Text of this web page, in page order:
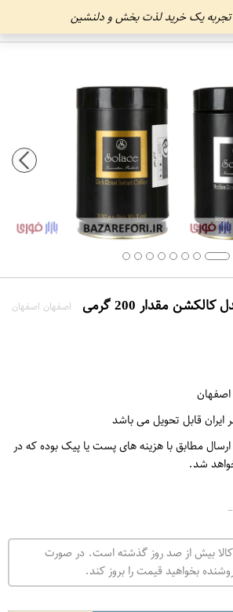
- تجربه یک خرید لذت بخش و دلنشین
مقدار 200 گرمی اصفهان اصفهان
اصفهان
ایران قابل تحویل می باشد
ارسال مطابق با هزینه های پست یا پیک بوده که در
شد.
کالا بیش از صد روز گذشته است. در صورت
بخواهید قیمت را بروز کند.